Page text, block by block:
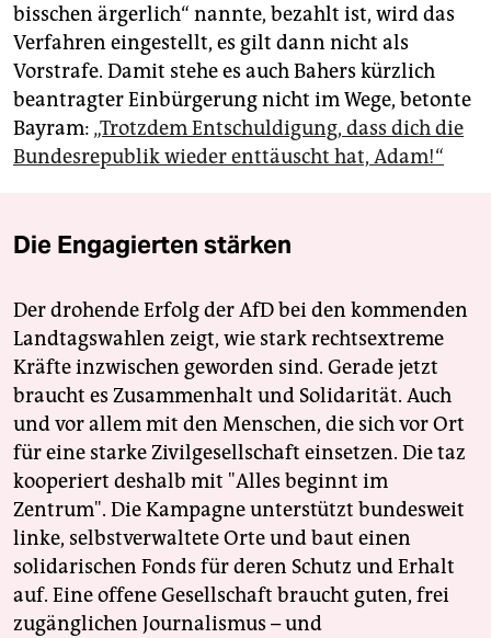
bisschen ärgerlich“ nannte, bezahlt ist, wird das
Verfahren eingestellt, es gilt dann nicht als
Vorstrafe. Damit stehe es auch Bahers kürzlich
beantragter Einbürgerung nicht im Wege, betonte
Bayram: „Trotzdem Entschuldigung, dass dich die
Bundesrepublik wieder enttäuscht hat, Adam!“
Die Engagierten stärken
Der drohende Erfolg der AfD bei den kommenden
Landtagswahlen zeigt, wie stark rechtsextreme
Kräfte inzwischen geworden sind. Gerade jetzt
braucht es Zusammenhalt und Solidarität. Auch
und vor allem mit den Menschen, die sich vor Ort
für eine starke Zivilgesellschaft einsetzen. Die taz
kooperiert deshalb mit "Alles beginnt im
Zentrum". Die Kampagne unterstützt bundesweit
linke, selbstverwaltete Orte und baut einen
solidarischen Fonds für deren Schutz und Erhalt
auf. Eine offene Gesellschaft braucht guten, frei
zugänglichen Journalismus – und